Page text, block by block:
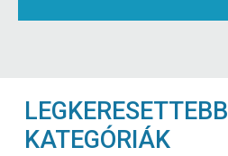
LEGKERESETTEBB
KATEGÓRIÁK